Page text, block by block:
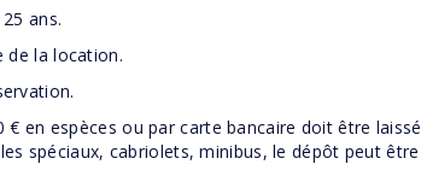
ans.
de la location.
en espèces ou par carte bancaire doit être
spéciaux, cabriolets, minibus, le dépôt peut